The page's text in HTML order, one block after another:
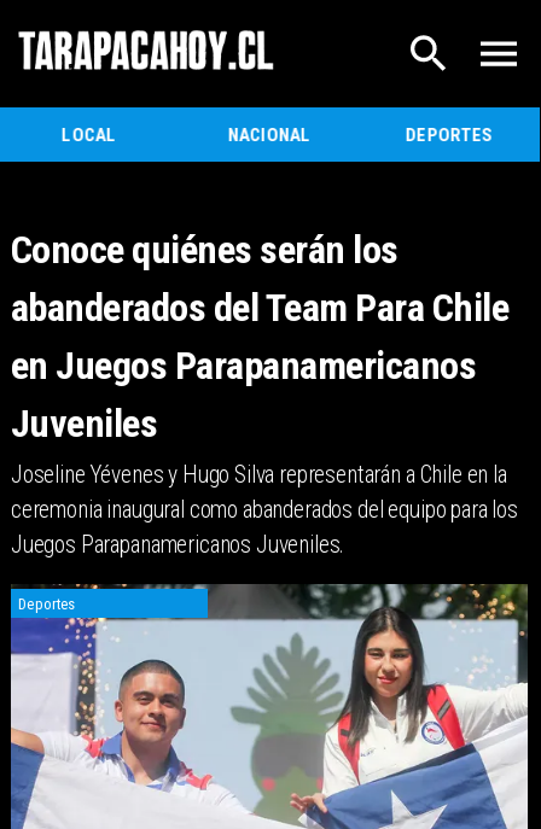
LOCAL NACIONAL DEPORTES
Conoce quiénes serán los
abanderados del Team Para Chile
en Juegos Parapanamericanos
Juveniles
Joseline Yévenes y Hugo Silva representarán a Chile en la
ceremonia inaugural como abanderados del equipo para los
Juegos Parapanamericanos Juveniles.
Deportes